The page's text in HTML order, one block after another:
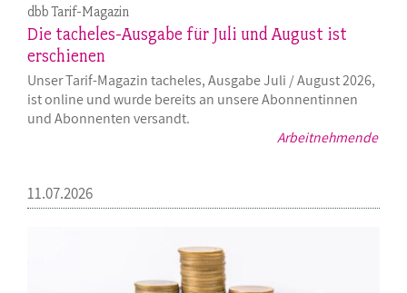
Arbeitnehmende
dbb Tarif-Magazin
Die tacheles-Ausgabe für Juli und August ist
erschienen
Unser Tarif-Magazin tacheles, Ausgabe Juli / August 2026,
ist online und wurde bereits an unsere Abonnentinnen
und Abonnenten versandt.
11.07.2026